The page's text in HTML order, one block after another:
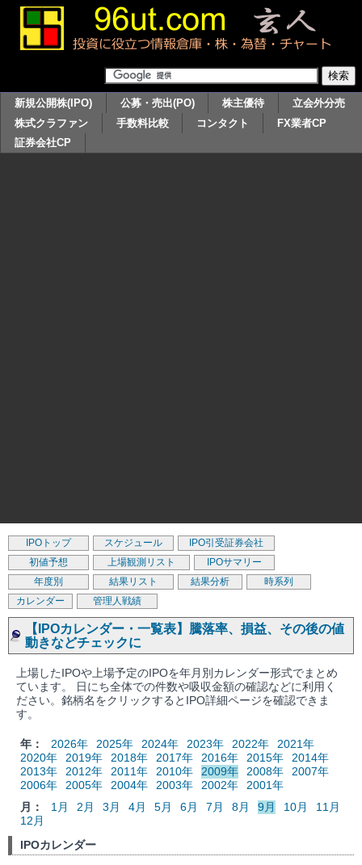
新規公開株(IPO) 公募・売出(PO) 株主優待
立会外分売
株式クラファン
手数料比較 コンタクト
FX業者CP
証券会社CP
IPOトップ スケジュール
IPO引受証券会社
初値予想
上場観測リスト
IPOサマリー
年度別
結果リスト 結果分析
時系列
カレンダー
管理人戦績
【IPOカレンダー・一覧表】騰落率、損益、その後の値
動きなどチェックに
上場したIPOや上場予定のIPOを年月別カレンダー形式でまとめ
ています。 日にち全体での件数や吸収金額の確認などに利用く
ださい。銘柄名をクリックするとIPO詳細ページを確認できま
す。
年： 2026年 2025年 2024年 2023年 2022年
2021年
2020年
2019年 2018年 2017年 2016年 2015年
2014年
2013年
2012年 2011年 2010年 2009年 2008年
2007年
2006年
2005年 2004年 2003年 2002年
2001年
月：
1月 2月 3月 4月 5月 6月 7月 8月 9月 10月
11月
12月
IPOカレンダー